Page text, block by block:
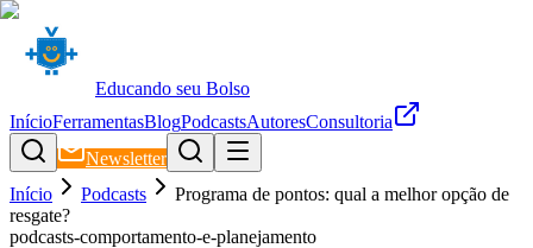
Educando seu Bolso
InícioFerramentasBlogPodcastsAutoresConsultoria
Newsletter
Início
Podcasts
Programa de pontos: qual a melhor opção de
resgate?
podcasts-comportamento-e-planejamento